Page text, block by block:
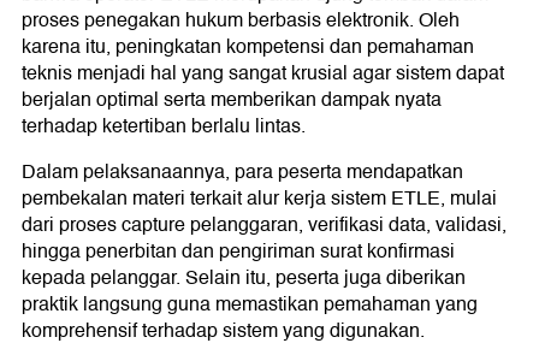
proses penegakan hukum berbasis elektronik. Oleh
karena itu, peningkatan kompetensi dan pemahaman
teknis menjadi hal yang sangat krusial agar sistem dapat
berjalan optimal serta memberikan dampak nyata
terhadap ketertiban berlalu lintas.
Dalam pelaksanaannya, para peserta mendapatkan
pembekalan materi terkait alur kerja sistem ETLE, mulai
dari proses capture pelanggaran, verifikasi data, validasi,
hingga penerbitan dan pengiriman surat konfirmasi
kepada pelanggar. Selain itu, peserta juga diberikan
praktik langsung guna memastikan pemahaman yang
komprehensif terhadap sistem yang digunakan.